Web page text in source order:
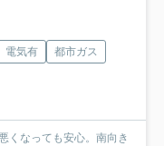
電気有
都市ガス
くなっても安心。南向き